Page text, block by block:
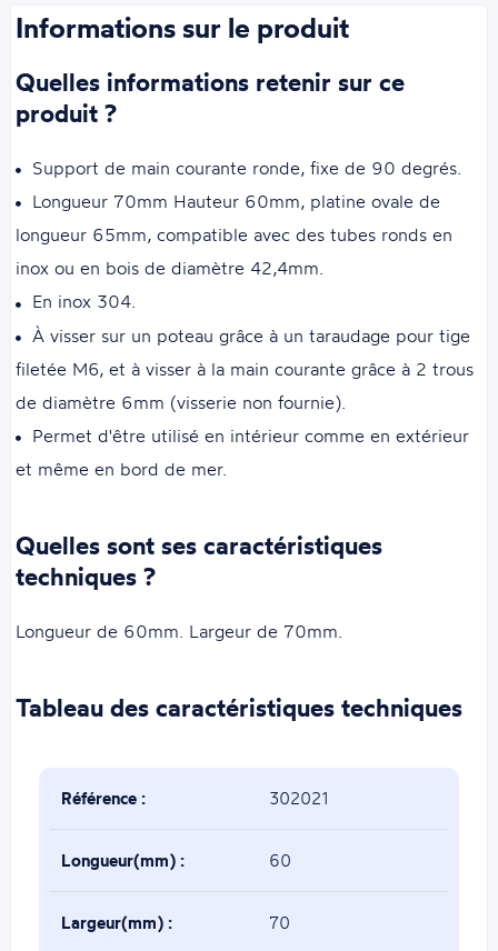
Informations sur le produit
Quelles informations retenir sur ce
produit ?
Support de main courante ronde, fixe de 90 degrés.
Longueur 70mm Hauteur 60mm, platine ovale de
longueur 65mm, compatible avec des tubes ronds en
inox ou en bois de diamètre 42,4mm.
En inox 304.
À visser sur un poteau grâce à un taraudage pour tige
filetée M6, et à visser à la main courante grâce à 2 trous
de diamètre 6mm (visserie non fournie).
Permet d'être utilisé en intérieur comme en extérieur
et même en bord de mer.
Quelles sont ses caractéristiques
techniques ?
Longueur de 60mm. Largeur de 70mm.
Tableau des caractéristiques techniques
Référence : 302021
Longueur(mm) : 60
Largeur(mm) : 70